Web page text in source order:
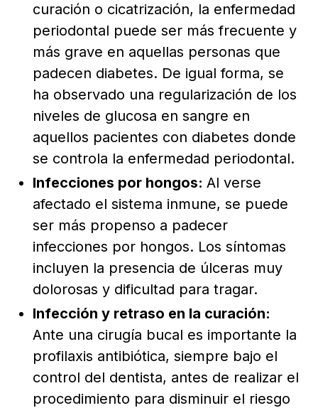
curación o cicatrización, la enfermedad
periodontal puede ser más frecuente y
más grave en aquellas personas que
padecen diabetes. De igual forma, se
ha observado una regularización de los
niveles de glucosa en sangre en
aquellos pacientes con diabetes donde
se controla la enfermedad periodontal.
Infecciones por hongos:Al verse
afectado el sistema inmune, se puede
ser más propenso a padecer
infecciones por hongos. Los síntomas
incluyen la presencia de úlceras muy
dolorosas y dificultad para tragar.
Infección y retraso en la curación:
Ante una cirugía bucal es importante la
profilaxis antibiótica, siempre bajo el
control del dentista, antes de realizar el
procedimiento para disminuir el riesgo